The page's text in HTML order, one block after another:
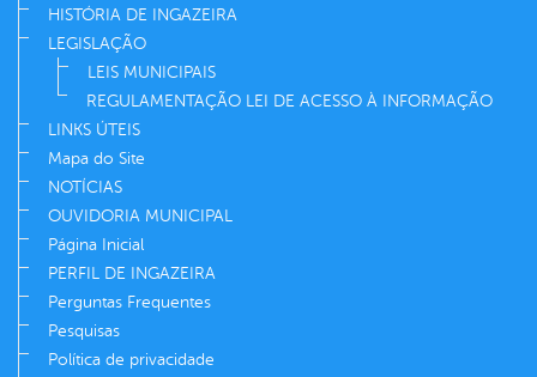
HISTÓRIA DE INGAZEIRA
LEGISLAÇÃO
LEIS MUNICIPAIS
REGULAMENTAÇÃO LEI DE ACESSO À INFORMAÇÃO
LINKS ÚTEIS
Mapa do Site
NOTÍCIAS
OUVIDORIA MUNICIPAL
Página Inicial
PERFIL DE INGAZEIRA
Perguntas Frequentes
Pesquisas
Política de privacidade